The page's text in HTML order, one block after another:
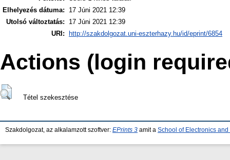
Elhelyezés dátuma:
17 Júni 2021 12:39
Utolsó változtatás:
17 Júni 2021 12:39
URI:
http://szakdolgozat.uni-eszterhazy.hu/id/eprint/6854
Actions (login
Tétel szekesztése
Szakdolgozat, az alkalamzott szoftver: EPrints 3 amit a School of Electronics